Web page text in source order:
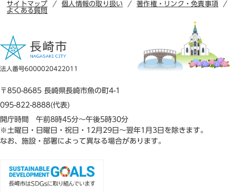
サイトマップ 個人情報の取り扱い
著作権・リンク・免責事項
よくある質問
法人番号6000020422011
〒850-8685 長崎県長崎市魚の町4-1
095-822-8888(代表)
開庁時間 午前8時45分～午後5時30分
※土曜日・日曜日・祝日・12月29日～翌年1月3日を除きます。
なお、施設・部署によって異なる場合があります。